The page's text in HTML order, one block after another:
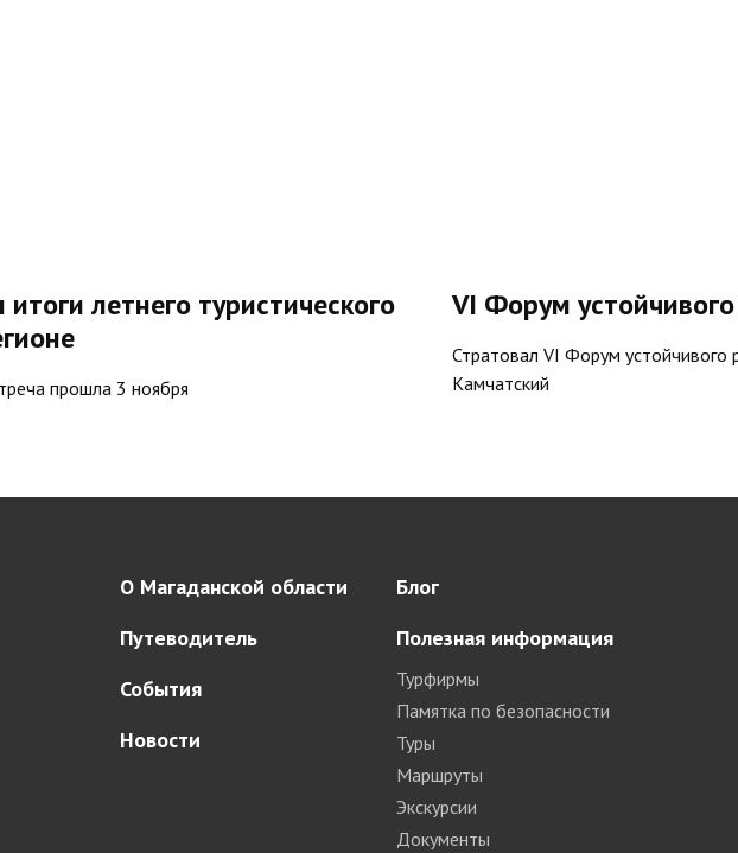
летнего туристического
прошла 3 ноября
VI Форум
Стратовал VI Форум устойчивого
Камчатский
О Магаданской области
Путеводитель
События
Новости
Блог
Полезная информация
Турфирмы
Памятка по безопасности
Туры
Маршруты
Экскурсии
Документы